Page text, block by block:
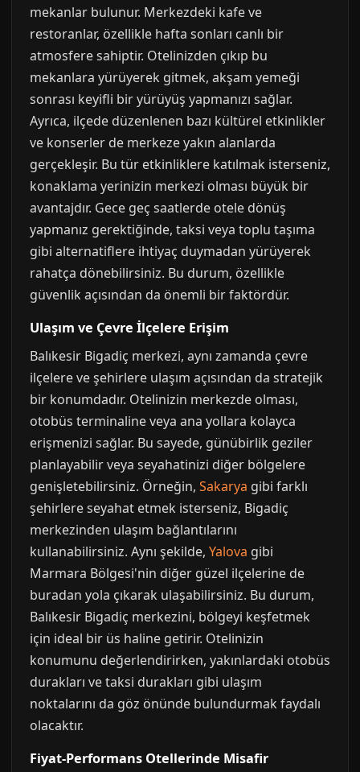
mekanlar bulunur. Merkezdeki kafe ve
restoranlar, özellikle hafta sonları canlı bir
atmosfere sahiptir. Otelinizden çıkıp bu
mekanlara yürüyerek gitmek, akşam yemeği
sonrası keyifli bir yürüyüş yapmanızı sağlar.
Ayrıca, ilçede düzenlenen bazı kültürel etkinlikler
ve konserler de merkeze yakın alanlarda
gerçekleşir. Bu tür etkinliklere katılmak isterseniz,
konaklama yerinizin merkezi olması büyük bir
avantajdır. Gece geç saatlerde otele dönüş
yapmanız gerektiğinde, taksi veya toplu taşıma
gibi alternatiflere ihtiyaç duymadan yürüyerek
rahatça dönebilirsiniz. Bu durum, özellikle
güvenlik açısından da önemli bir faktördür.
Ulaşım ve Çevre İlçelere Erişim
Balıkesir Bigadiç merkezi, aynı zamanda çevre
ilçelere ve şehirlere ulaşım açısından da stratejik
bir konumdadır. Otelinizin merkezde olması,
otobüs terminaline veya ana yollara kolayca
erişmenizi sağlar. Bu sayede, günübirlik geziler
planlayabilir veya seyahatinizi diğer bölgelere
genişletebilirsiniz. Örneğin, Sakarya gibi farklı
şehirlere seyahat etmek isterseniz, Bigadiç
merkezinden ulaşım bağlantılarını
kullanabilirsiniz. Aynı şekilde, Yalova gibi
Marmara Bölgesi'nin diğer güzel ilçelerine de
buradan yola çıkarak ulaşabilirsiniz. Bu durum,
Balıkesir Bigadiç merkezini, bölgeyi keşfetmek
için ideal bir üs haline getirir. Otelinizin
konumunu değerlendirirken, yakınlardaki otobüs
durakları ve taksi durakları gibi ulaşım
noktalarını da göz önünde bulundurmak faydalı
olacaktır.
Fiyat-Performans Otellerinde Misafir